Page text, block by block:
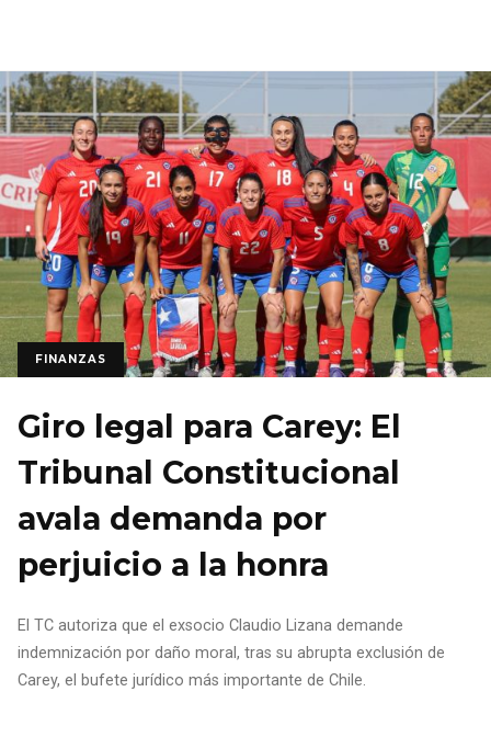
FINANZAS
Giro legal para Carey: El
Tribunal Constitucional
avala demanda por
perjuicio a la honra
El TC autoriza que el exsocio Claudio Lizana demande
indemnización por daño moral, tras su abrupta exclusión de
Carey, el bufete jurídico más importante de Chile.